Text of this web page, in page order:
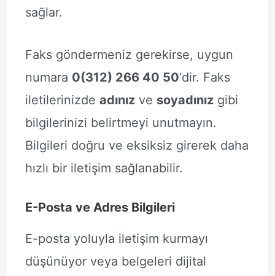
sağlar.
Faks göndermeniz gerekirse, uygun
numara 0(312) 266 40 50‘dir. Faks
iletilerinizde adınızve soyadınızgibi
bilgilerinizi belirtmeyi unutmayın.
Bilgileri doğru ve eksiksiz girerek daha
hızlı bir iletişim sağlanabilir.
E-Posta ve Adres Bilgileri
E-posta yoluyla iletişim kurmayı
düşünüyor veya belgeleri dijital